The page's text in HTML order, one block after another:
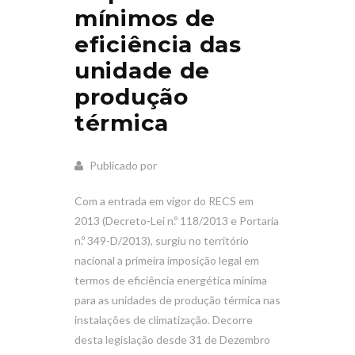
mínimos de
eficiência das
unidade de
produção
térmica
Publicado por
Com a entrada em vigor do RECS em
2013 (Decreto-Lei n.º 118/2013 e Portaria
n.º 349-D/2013), surgiu no território
nacional a primeira imposição legal em
termos de eficiência energética mínima
para as unidades de produção térmica nas
instalações de climatização. Decorre
desta legislação desde 31 de Dezembro